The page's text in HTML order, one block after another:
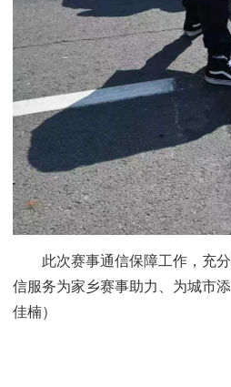
此次赛事通信保障工作，充
信服务为家乡赛事助力、为城市
佳楠）